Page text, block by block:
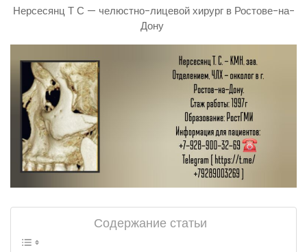
Нерсесянц Т С — челюстно-лицевой хирург в Ростове-на-
Дону
Содержание статьи